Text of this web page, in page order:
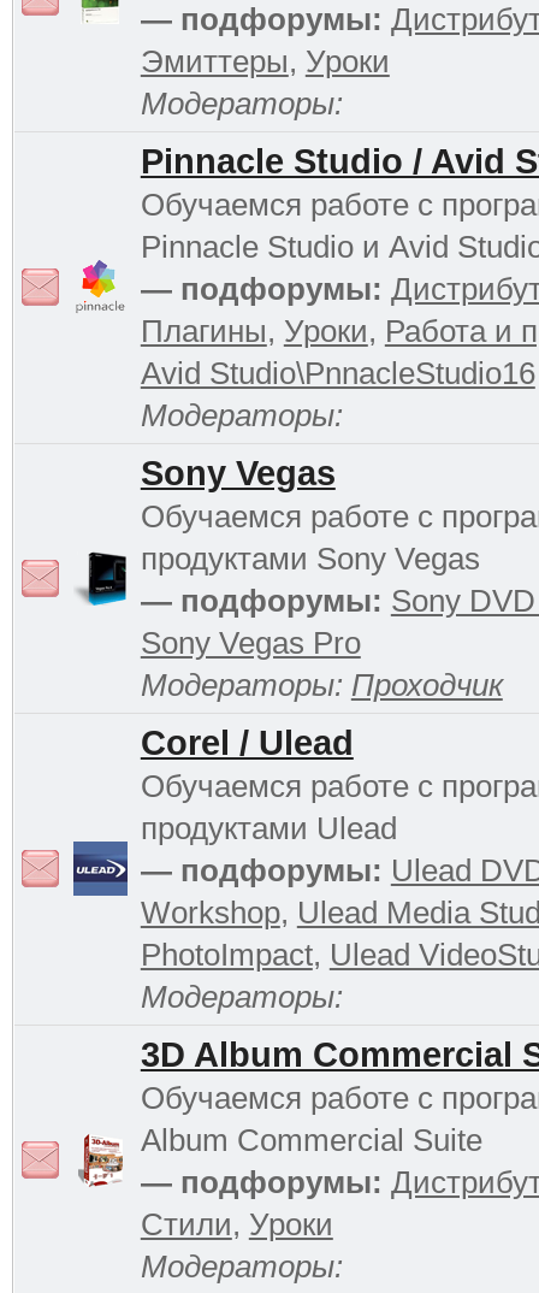
— подфорумы:
Эмиттеры, Уроки
Модераторы:
Pinnacle Studio / Avid
Обучаемся работе с
Pinnacle Studio и Avid
— подфорумы:
Плагины, Уроки, Работа и
Avid Studio\PnnacleStudio16
Модераторы:
Sony Vegas
Обучаемся работе с
продуктами Sony Vegas
— подфорумы: Sony
Sony Vegas Pro
Модераторы: Проходчик
Corel / Ulead
Обучаемся работе с
продуктами Ulead
— подфорумы: Ulead
Workshop, Ulead Media
PhotoImpact, Ulead
Модераторы:
3D Album Commercial
Обучаемся работе с
Album Commercial Suite
— подфорумы:
Стили, Уроки
Модераторы: